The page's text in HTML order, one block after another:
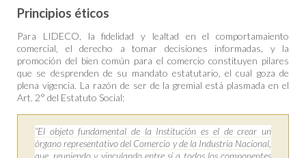
Principios éticos
Para LIDECO, la fidelidad y lealtad en el comportamaiento
comercial, el derecho a tomar decisiones informadas, y la
promoción del bien común para el comercio constituyen pilares
que se desprenden de su mandato estatutario, el cual goza de
plena vigencia. La razón de ser de la gremial está plasmada en el
Art. 2° del Estatuto Social:
“El objeto fundamental de la Institución es el de crear un
órgano representativo del Comercio y de la Industria Nacional,
que,reuniendoy vinculando entre sí a todos los componentes